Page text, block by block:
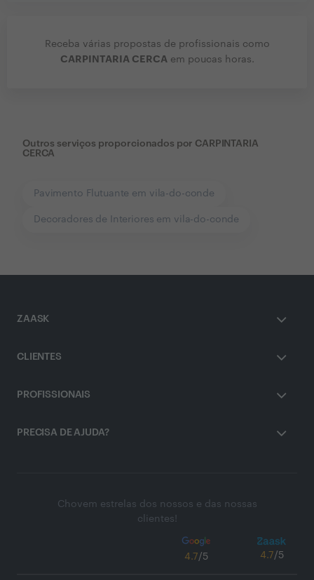
Receba várias propostas de profissionais como
CARPINTARIA CERCAem poucas horas.
Outros serviços proporcionados por CARPINTARIA
CERCA
Pavimento Flutuante em vila-do-conde
Decoradores de Interiores em vila-do-conde
ZAASK
CLIENTES
PROFISSIONAIS
PRECISA DE AJUDA?
Chovem estrelas dos nossos e das nossas
clientes!
4.7/5 4.7/5